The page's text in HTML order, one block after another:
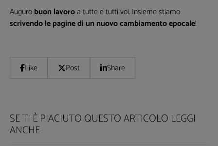
Augurobuon lavoroa tutte e tutti voi. Insieme stiamo
scrivendo le pagine di un nuovo cambiamento epocale!
Like Post Share
SE TI È PIACIUTO QUESTO ARTICOLO LEGGI
ANCHE